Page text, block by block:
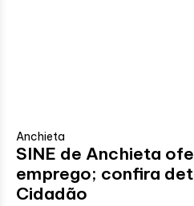
Anchieta
SINE de Anchieta
emprego; confira
Cidadão